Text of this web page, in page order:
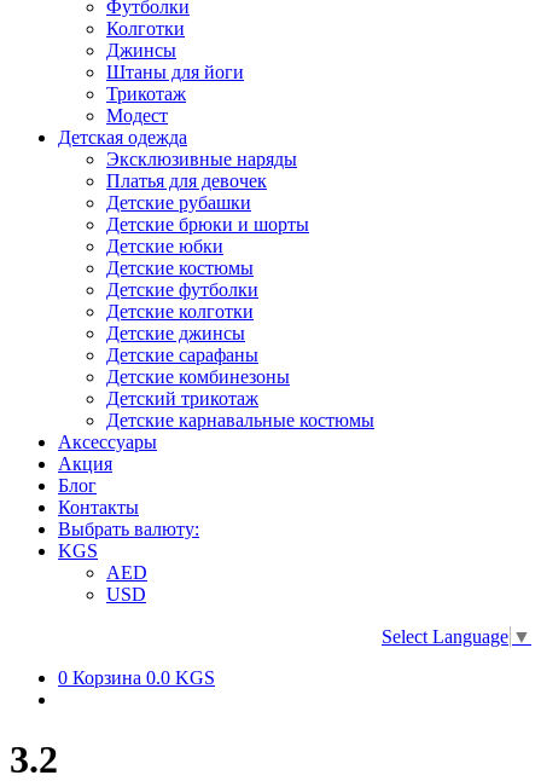
Футболки
Колготки
Джинсы
Штаны для йоги
Трикотаж
Модест
Детская одежда
Эксклюзивные наряды
Платья для девочек
Детские рубашки
Детские брюки и шорты
Детские юбки
Детские костюмы
Детские футболки
Детские колготки
Детские джинсы
Детские сарафаны
Детские комбинезоны
Детский трикотаж
Детские карнавальные костюмы
Аксессуары
Акция
Блог
Контакты
Выбрать валюту:
KGS
AED
USD
Select Language ▼
0 Корзина 0.0 KGS
3.2